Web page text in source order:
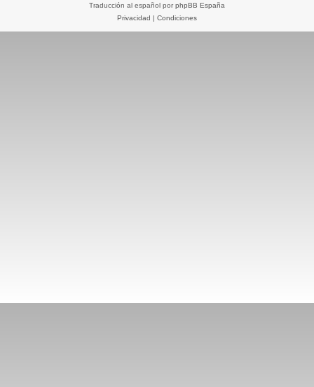
Traducción al español por phpBB España
Privacidad | Condiciones